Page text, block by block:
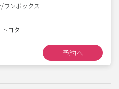
ワンボックス
トヨタ
予約へ